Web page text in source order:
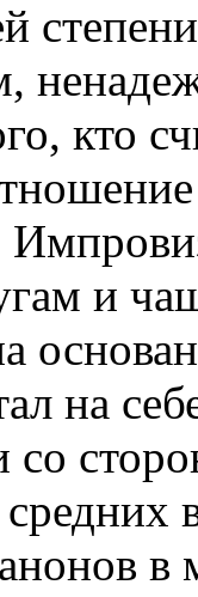
кто
и
на
со